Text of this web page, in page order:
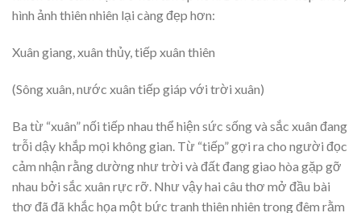
hình ảnh thiên nhiên lại càng đẹp hơn:
Xuân giang, xuân thủy, tiếp xuân thiên
(Sông xuân, nước xuân tiếp giáp với trời xuân)
Ba từ “xuân” nối tiếp nhau thể hiện sức sống và sắc xuân đang
trỗi dậy khắp mọi không gian. Từ “tiếp” gợi ra cho người đọc
cảm nhận rằng dường như trời và đất đang giao hòa gặp gỡ
nhau bởi sắc xuân rực rỡ. Như vậy hai câu thơ mở đầu bài
thơ đã đã khắc họa một bức tranh thiên nhiên trong đêm rằm